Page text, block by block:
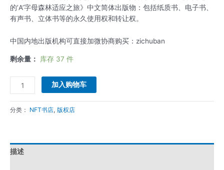
的’A’字母森林适应之旅》中文简体出版物：包括纸质书、电子书、
有声书、立体书等的永久使用权和转让权。
中国内地出版机构可直接加微协商购买：zichuban
剩余量： 库存 37 件
尼
的'A'字
森
适
版
权
数
量
加入购物车
分类： NFT书店, 版权店
描述